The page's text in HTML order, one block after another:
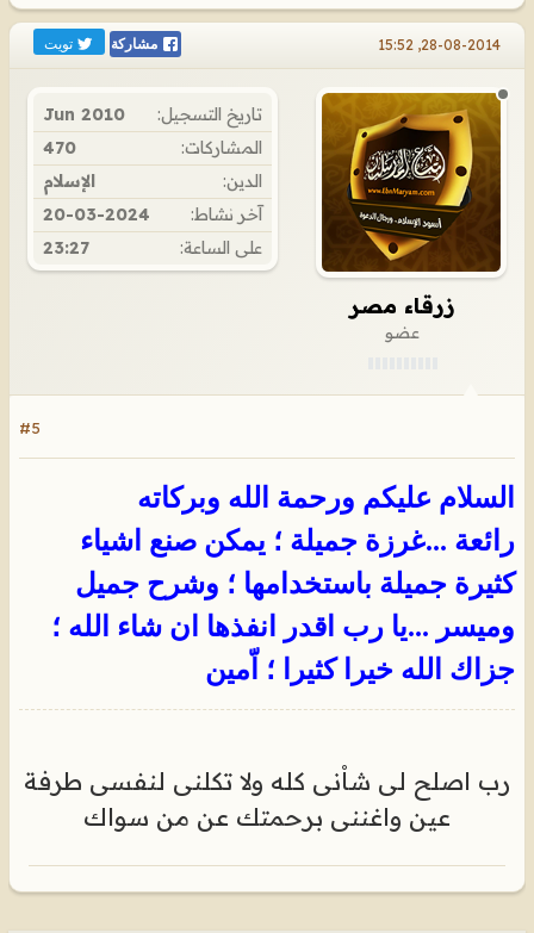
28-08-2014, 15:52 مشاركة تويت
زرقاء مصر
عضو
تاريخ التسجيل:
Jun 2010
المشاركات:
470
الدين:
الإسلام
آخر نشاط:
20-03-2024
على الساعة:
23:27
#5
السلام عليكم ورحمة الله وبركاته
رائعة ...غرزة جميلة ؛ يمكن صنع اشياء
كثيرة جميلة باستخدامها ؛ وشرح جميل
وميسر ...يا رب اقدر انفذها ان شاء الله ؛
جزاك الله خيرا كثيرا ؛ اّمين
رب اصلح لى شاْنى كله ولا تكلنى لنفسى طرفة
عين واغننى برحمتك عن من سواك